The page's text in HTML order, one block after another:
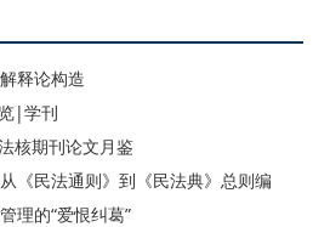
释论构造
|学刊
核期刊论文月鉴
民法通则》到《民法典》总则编
理的“爱恨纠葛”